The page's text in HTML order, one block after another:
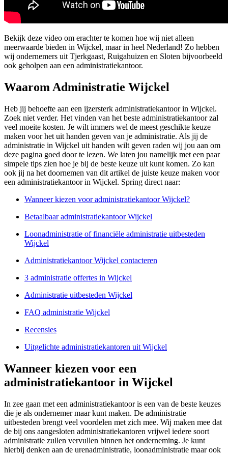
Bekijk deze video om erachter te komen hoe wij niet alleen
meerwaarde bieden in Wijckel, maar in heel Nederland! Zo hebben
wij ondernemers uit Tjerkgaast, Ruigahuizen en Sloten bijvoorbeeld
ook geholpen aan een administratiekantoor.
Waarom Administratie Wijckel
Heb jij behoefte aan een ijzersterk administratiekantoor in Wijckel.
Zoek niet verder. Het vinden van het beste administratiekantoor zal
veel moeite kosten. Je wilt immers wel de meest geschikte keuze
maken voor het uit handen geven van je administratie. Als jij de
administratie in Wijckel uit handen wilt geven raden wij jou aan om
deze pagina goed door te lezen. We laten jou namelijk met een paar
simpele tips zien hoe je bij de beste keuze uit kunt komen. Zo kan
ook jij na het doornemen van dit artikel de juiste keuze maken voor
een administratiekantoor in Wijckel. Spring direct naar:
Wanneer kiezen voor administratiekantoor Wijckel?
Betaalbaar administratiekantoor Wijckel
Loonadministratie of financiële administratie uitbesteden
Wijckel
Administratiekantoor Wijckel contacteren
3 administratie offertes in Wijckel
Administratie uitbesteden Wijckel
FAQ administratie Wijckel
Recensies
Uitgelichte administratiekantoren uit Wijckel
Wanneer kiezen voor een
administratiekantoor in Wijckel
In zee gaan met een administratiekantoor is een van de beste keuzes
die je als ondernemer maar kunt maken. De administratie
uitbesteden brengt veel voordelen met zich mee. Wij maken mee dat
de bij ons aangesloten administratiekantoren vrijwel iedere soort
administratie zullen vervullen binnen het onderneming. Je kunt
hierbij denken aan de urenadministratie, loonadministratie maar ook